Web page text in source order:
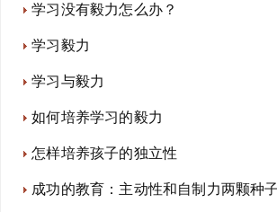
学习没有毅力怎么办？
学习毅力
学习与毅力
如何培养学习的毅力
怎样培养孩子的独立性
成功的教育：主动性和自制力两颗种